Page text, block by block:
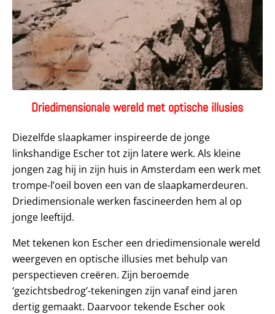
Driedimensionale wereld met optische illusies
Diezelfde slaapkamer inspireerde de jonge
linkshandige Escher tot zijn latere werk. Als kleine
jongen zag hij in zijn huis in Amsterdam een werk met
trompe-l’oeil boven een van de slaapkamerdeuren.
Driedimensionale werken fascineerden hem al op
jonge leeftijd.
Met tekenen kon Escher een driedimensionale wereld
weergeven en optische illusies met behulp van
perspectieven creëren. Zijn beroemde
‘gezichtsbedrog’-tekeningen zijn vanaf eind jaren
dertig gemaakt. Daarvoor tekende Escher ook